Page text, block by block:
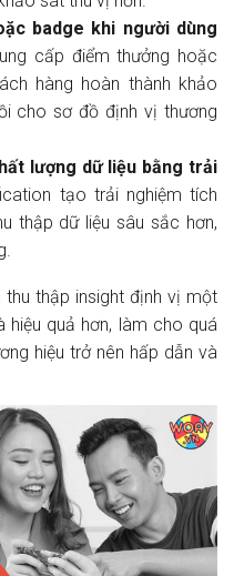
badge khi người dùng
cấp điểm thưởng hoặc
hàng hoàn thành khảo
cho sơ đồ định vị thương
lượng dữ liệu bằng trải
tạo trải nghiệm tích
thập dữ liệu sâu sắc hơn,
thập insight định vị một
hiệu quả hơn, làm cho quá
hiệu trở nên hấp dẫn và